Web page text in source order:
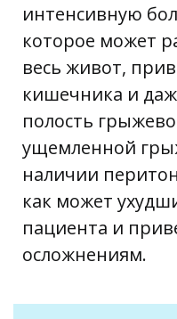
интенсивную
которое может
весь живот,
кишечника и
полость
ущемленной
наличии
как может
пациента и
осложнениям.